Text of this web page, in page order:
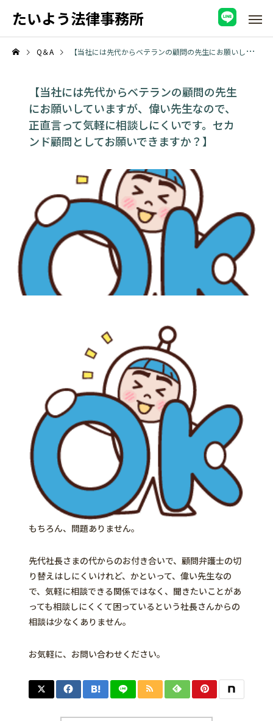
たいよう法律事務所
Q＆A 【当社には先代からベテランの顧問の先生にお願いしていますが、偉い先生なので、正直言って気軽に相談しにくいです。セカンド顧問としてお願いできますか？】
【当社には先代からベテランの顧問の先生
にお願いしていますが、偉い先生なので、
正直言って気軽に相談しにくいです。セカ
ンド顧問としてお願いできますか？】
もちろん、問題ありません。
先代社長さまの代からのお付き合いで、顧問弁護士の切
り替えはしにくいけれど、かといって、偉い先生なの
で、気軽に相談できる関係ではなく、聞きたいことがあ
っても相談しにくくて困っているという社長さんからの
相談は少なくありません。
お気軽に、お問い合わせください。